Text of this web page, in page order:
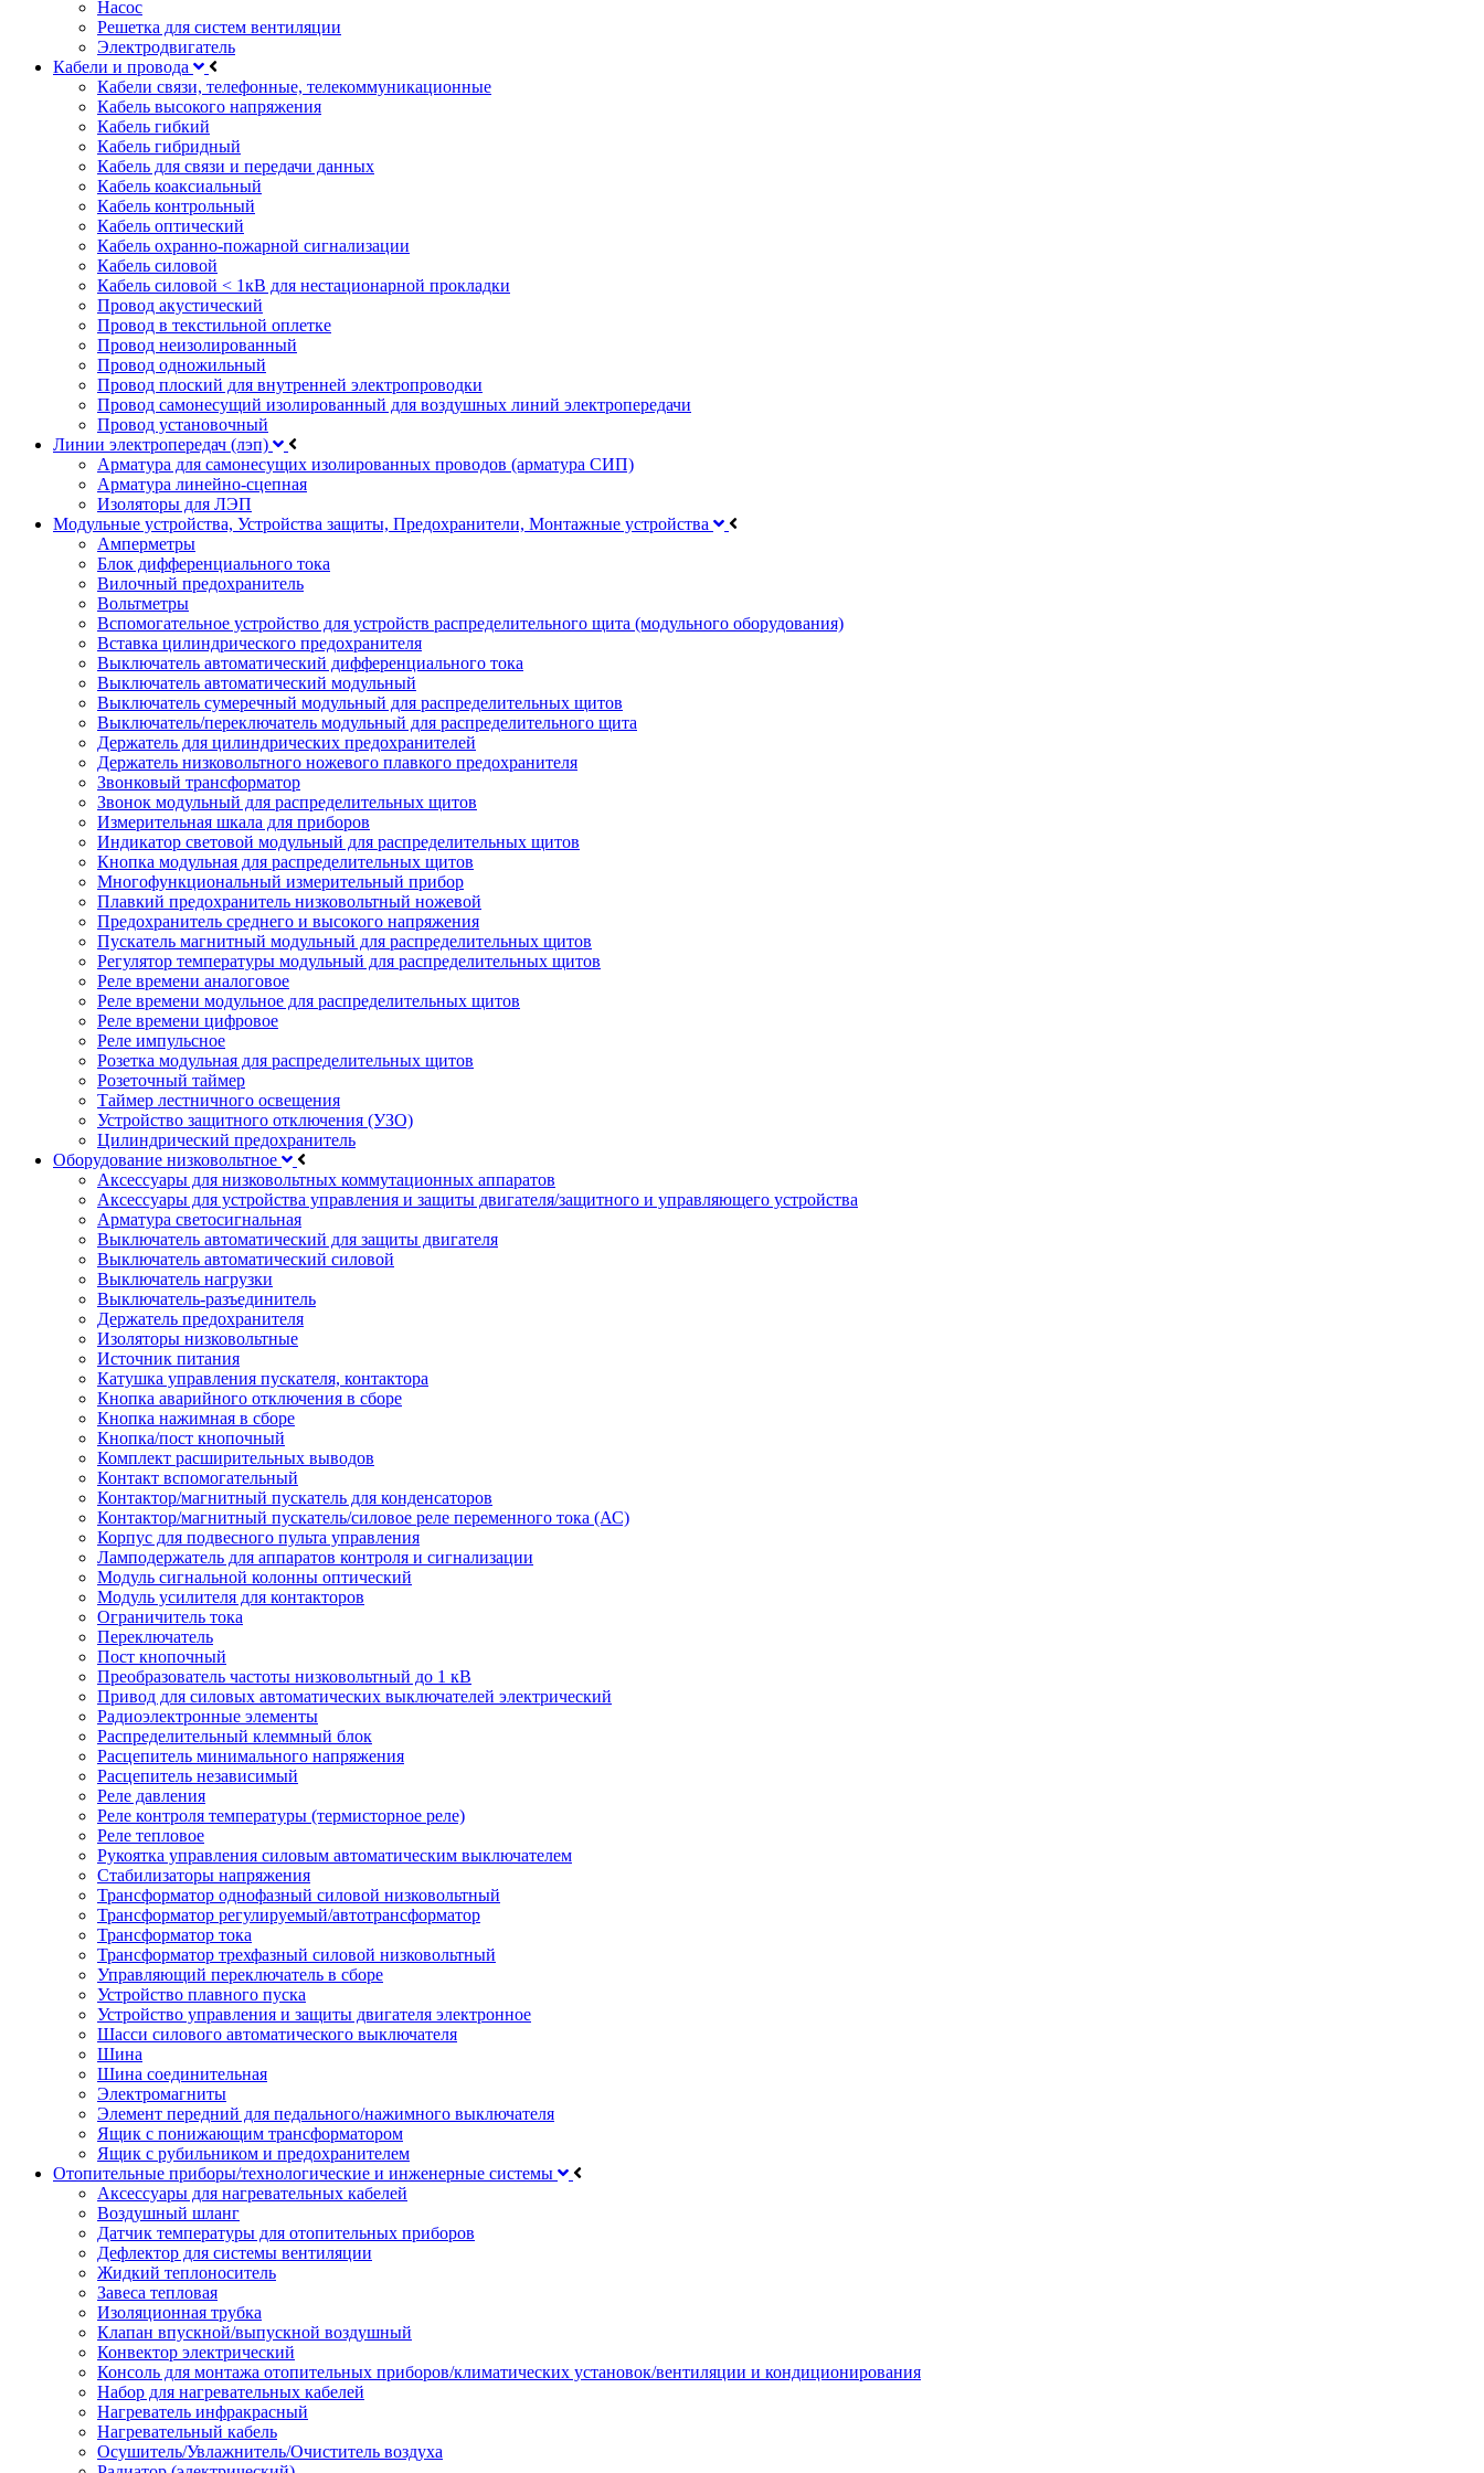
Насос
Решетка для систем вентиляции
Электродвигатель
Кабели и провода
Кабели связи, телефонные, телекоммуникационные
Кабель высокого напряжения
Кабель гибкий
Кабель гибридный
Кабель для связи и передачи данных
Кабель коаксиальный
Кабель контрольный
Кабель оптический
Кабель охранно-пожарной сигнализации
Кабель силовой
Кабель силовой < 1кВ для нестационарной прокладки
Провод акустический
Провод в текстильной оплетке
Провод неизолированный
Провод одножильный
Провод плоский для внутренней электропроводки
Провод самонесущий изолированный для воздушных линий электропередачи
Провод установочный
Линии электропередач (лэп)
Арматура для самонесущих изолированных проводов (арматура СИП)
Арматура линейно-сцепная
Изоляторы для ЛЭП
Модульные устройства, Устройства защиты, Предохранители, Монтажные устройства
Амперметры
Блок дифференциального тока
Вилочный предохранитель
Вольтметры
Вспомогательное устройство для устройств распределительного щита (модульного оборудования)
Вставка цилиндрического предохранителя
Выключатель автоматический дифференциального тока
Выключатель автоматический модульный
Выключатель сумеречный модульный для распределительных щитов
Выключатель/переключатель модульный для распределительного щита
Держатель для цилиндрических предохранителей
Держатель низковольтного ножевого плавкого предохранителя
Звонковый трансформатор
Звонок модульный для распределительных щитов
Измерительная шкала для приборов
Индикатор световой модульный для распределительных щитов
Кнопка модульная для распределительных щитов
Многофункциональный измерительный прибор
Плавкий предохранитель низковольтный ножевой
Предохранитель среднего и высокого напряжения
Пускатель магнитный модульный для распределительных щитов
Регулятор температуры модульный для распределительных щитов
Реле времени аналоговое
Реле времени модульное для распределительных щитов
Реле времени цифровое
Реле импульсное
Розетка модульная для распределительных щитов
Розеточный таймер
Таймер лестничного освещения
Устройство защитного отключения (УЗО)
Цилиндрический предохранитель
Оборудование низковольтное
Аксессуары для низковольтных коммутационных аппаратов
Аксессуары для устройства управления и защиты двигателя/защитного и управляющего устройства
Арматура светосигнальная
Выключатель автоматический для защиты двигателя
Выключатель автоматический силовой
Выключатель нагрузки
Выключатель-разъединитель
Держатель предохранителя
Изоляторы низковольтные
Источник питания
Катушка управления пускателя, контактора
Кнопка аварийного отключения в сборе
Кнопка нажимная в сборе
Кнопка/пост кнопочный
Комплект расширительных выводов
Контакт вспомогательный
Контактор/магнитный пускатель для конденсаторов
Контактор/магнитный пускатель/силовое реле переменного тока (АС)
Корпус для подвесного пульта управления
Ламподержатель для аппаратов контроля и сигнализации
Модуль сигнальной колонны оптический
Модуль усилителя для контакторов
Ограничитель тока
Переключатель
Пост кнопочный
Преобразователь частоты низковольтный до 1 кВ
Привод для силовых автоматических выключателей электрический
Радиоэлектронные элементы
Распределительный клеммный блок
Расцепитель минимального напряжения
Расцепитель независимый
Реле давления
Реле контроля температуры (термисторное реле)
Реле тепловое
Рукоятка управления силовым автоматическим выключателем
Стабилизаторы напряжения
Трансформатор однофазный силовой низковольтный
Трансформатор регулируемый/автотрансформатор
Трансформатор тока
Трансформатор трехфазный силовой низковольтный
Управляющий переключатель в сборе
Устройство плавного пуска
Устройство управления и защиты двигателя электронное
Шасси силового автоматического выключателя
Шина
Шина соединительная
Электромагниты
Элемент передний для педального/нажимного выключателя
Ящик с понижающим трансформатором
Ящик с рубильником и предохранителем
Отопительные приборы/технологические и инженерные системы
Аксессуары для нагревательных кабелей
Воздушный шланг
Датчик температуры для отопительных приборов
Дефлектор для системы вентиляции
Жидкий теплоноситель
Завеса тепловая
Изоляционная трубка
Клапан впускной/выпускной воздушный
Конвектор электрический
Консоль для монтажа отопительных приборов/климатических установок/вентиляции и кондиционирования
Набор для нагревательных кабелей
Нагреватель инфракрасный
Нагревательный кабель
Осушитель/Увлажнитель/Очиститель воздуха